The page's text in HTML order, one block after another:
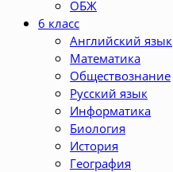
ОБЖ
6 класс
Английский язык
Математика
Обществознание
Русский язык
Информатика
Биология
История
География